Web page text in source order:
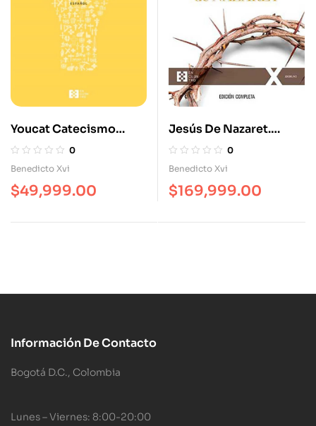
Youcat Catecismo
Joven De La Iglesia
Católica
0
Benedicto Xvi
$49,999.00
Jesús De Nazaret.
Edición Completa
0
Benedicto Xvi
$169,999.00
Información De Contacto
Bogotá D.C., Colombia
Lunes – Viernes: 8:00-20:00